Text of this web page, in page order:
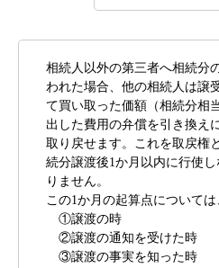
相続人以外の第三者へ相続分
われた場合、他の相続人は譲
て買い取った価額（相続分相
出した費用の弁償を引き換え
取り戻せます。これを取戻権
続分譲渡後1か月以内に行使
りません。
この1か月の起算点については
①譲渡の時
②譲渡の通知を受けた時
③譲渡の事実を知った時